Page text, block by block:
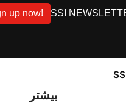
SSI
up now!
بیشتر